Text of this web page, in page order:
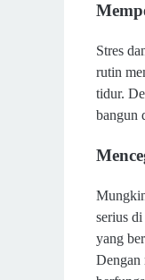
Stres
rutin
tidur.
bangun
serius di
yang
Dengan